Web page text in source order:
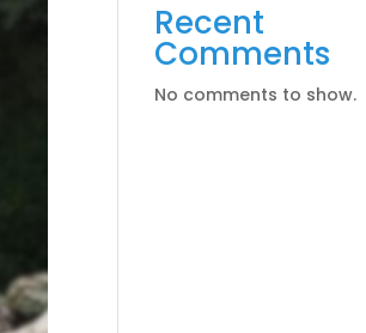
Recent
Comments
No comments to show.